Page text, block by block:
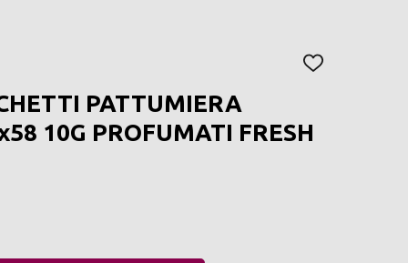
AGGIUNGI
DESIDERI
PATTUMIERA
10G PROFUMATI FRESH